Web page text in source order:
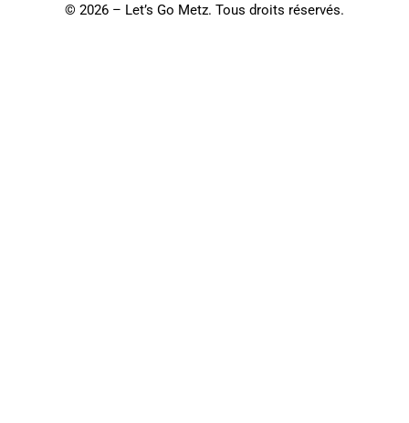
© 2026 – Let’s Go Metz. Tous droits réservés.